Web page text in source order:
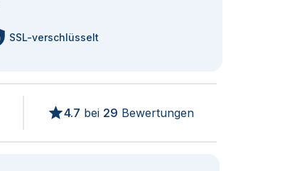
SSL-verschlüsselt
4.7 bei 29 Bewertungen